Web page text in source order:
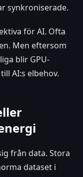
synkroniserade.
för AI. Ofta
Men eftersom
blir GPU-
AI:s elbehov.
från data. Stora
dataset i